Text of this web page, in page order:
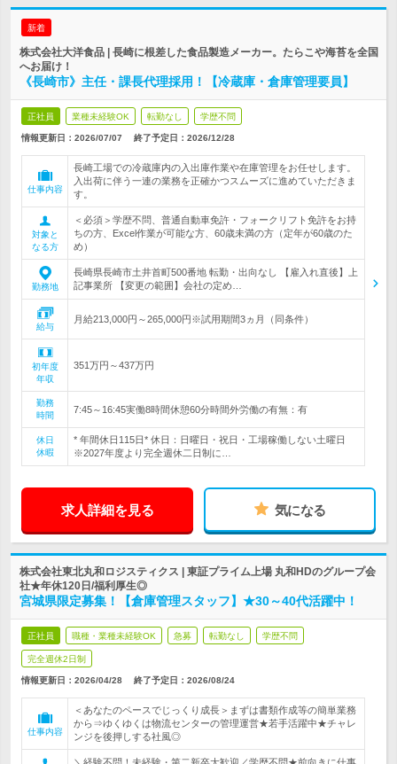
新着
株式会社大洋食品 | 長崎に根差した食品製造メーカー。たらこや海苔を全国
へお届け！
《長崎市》主任・課長代理採用！【冷蔵庫・倉庫管理要員】
正社員 業種未経験OK 転勤なし 学歴不問
情報更新日：2026/07/07 終了予定日： 2026/12/28
仕事内容
長崎工場での冷蔵庫内の入出庫作業や在庫管理をお任せします。
入出荷に伴う一連の業務を正確かつスムーズに進めていただきま
す。
対象と
なる方
＜必須＞学歴不問、普通自動車免許・フォークリフト免許をお持
ちの方、Excel作業が可能な方、60歳未満の方（定年が60歳のた
め）
勤務地
長崎県長崎市土井首町500番地 転勤・出向なし 【雇入れ直後】上
記事業所 【変更の範囲】会社の定め…
給与
月給213,000円～265,000円※試用期間3ヵ月（同条件）
初年度
年収
351万円～437万円
勤務
時間
7:45～16:45実働8時間休憩60分時間外労働の有無：有
休日
休暇
* 年間休日115日* 休日：日曜日・祝日・工場稼働しない土曜日
※2027年度より完全週休二日制に…
求人詳細を見る 気になる
株式会社東北丸和ロジスティクス | 東証プライム上場 丸和HDのグループ会
社★年休120日/福利厚生◎
宮城県限定募集！【倉庫管理スタッフ】★30～40代活躍中！
正社員 職種・業種未経験OK 急募 転勤なし 学歴不問
完全週休2日制
情報更新日：2026/04/28 終了予定日： 2026/08/24
仕事内容
＜あなたのペースでじっくり成長＞まずは書類作成等の簡単業務
から⇒ゆくゆくは物流センターの管理運営★若手活躍中★チャレ
ンジを後押しする社風◎
＼経験不問！未経験・第二新卒大歓迎／学歴不問★前向きに仕事